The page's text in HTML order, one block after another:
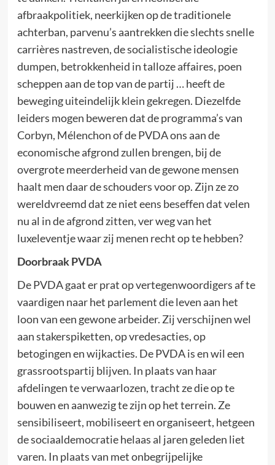
afbraakpolitiek, neerkijken op de traditionele
achterban, parvenu’s aantrekken die slechts snelle
carrières nastreven, de socialistische ideologie
dumpen, betrokkenheid in talloze affaires, poen
scheppen aan de top van de partij … heeft de
beweging uiteindelijk klein gekregen. Diezelfde
leiders mogen beweren dat de programma’s van
Corbyn, Mélenchon of de PVDA ons aan de
economische afgrond zullen brengen, bij de
overgrote meerderheid van de gewone mensen
haalt men daar de schouders voor op. Zijn ze zo
wereldvreemd dat ze niet eens beseffen dat velen
nu al in de afgrond zitten, ver weg van het
luxeleventje waar zij menen recht op te hebben?
Doorbraak PVDA
De PVDA gaat er prat op vertegenwoordigers af te
vaardigen naar het parlement die leven aan het
loon van een gewone arbeider. Zij verschijnen wel
aan stakerspiketten, op vredesacties, op
betogingen en wijkacties. De PVDA is en wil een
grassrootspartij blijven. In plaats van haar
afdelingen te verwaarlozen, tracht ze die op te
bouwen en aanwezig te zijn op het terrein. Ze
sensibiliseert, mobiliseert en organiseert, hetgeen
de sociaaldemocratie helaas al jaren geleden liet
varen. In plaats van met onbegrijpelijke